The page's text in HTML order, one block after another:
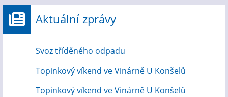
Aktuální zprávy
Svoz tříděného odpadu
Topinkový víkend ve Vinárně U Konšelů
Topinkový víkend ve Vinárně U Konšelů